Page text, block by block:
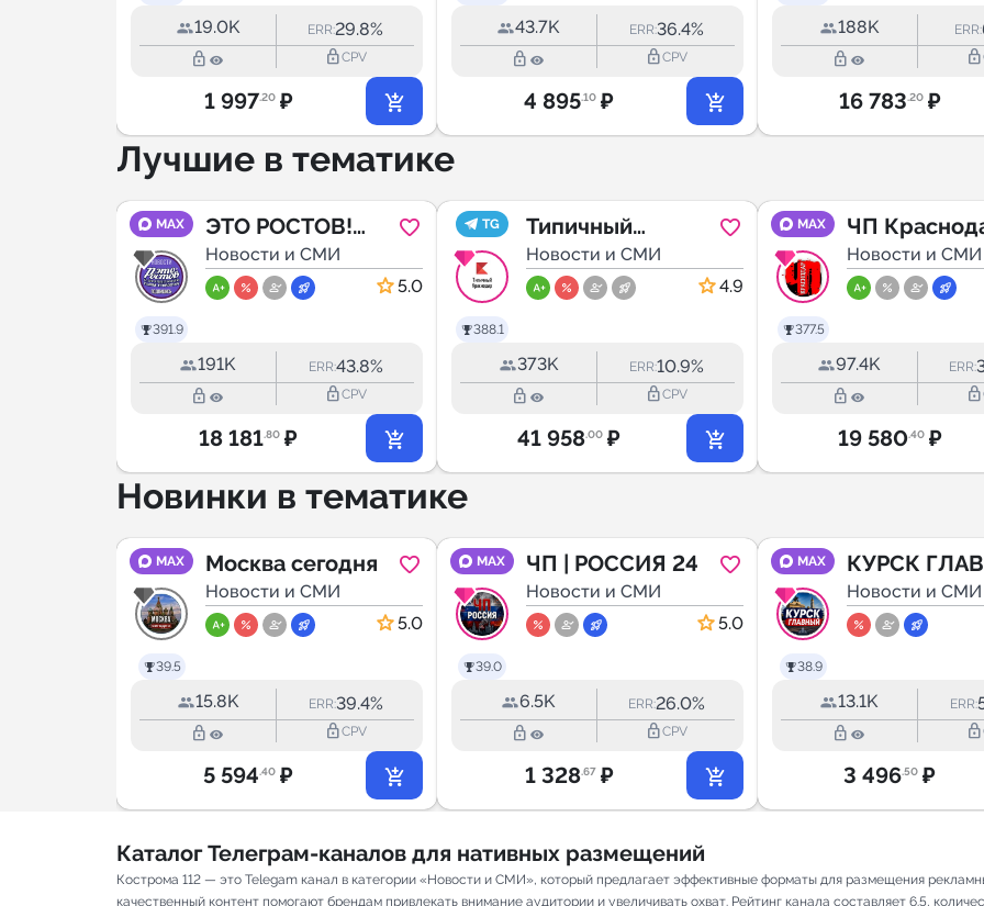
19.0K ERR:29.8%
lock_outline lock_outlineCPV
1 997.20 ₽
43.7K ERR:36.4%
lock_outline lock_outlineCPV
4 895.10 ₽
188K ERR:
lock_outline lock_outline
16 783.20 ₽
Лучшие в тематике
MAX
391.9
ЭТО РОСТОВ!
Новости
Ростова-на-Дону
Новости и СМИ
5.0
191K ERR:43.8%
lock_outline lock_outlineCPV
18 181.80 ₽
TG
388.1
Типичный
Краснодар
Новости и СМИ
4.9
373K ERR:10.9%
lock_outline lock_outlineCPV
41 958.00 ₽
MAX
377.5
ЧП
края
Новости и СМИ
97.4K ERR:
lock_outline lock_outline
19 580.40 ₽
Новинки в тематике
MAX
39.5
Москва сегодня
Новости и СМИ
5.0
15.8K ERR:39.4%
lock_outline lock_outlineCPV
5 594.40 ₽
MAX
39.0
ЧП | РОССИЯ 24
Новости и СМИ
5.0
6.5K ERR:26.0%
lock_outline lock_outlineCPV
1 328.67 ₽
MAX
38.9
КУРСК
Новости и СМИ
13.1K ERR:
lock_outline lock_outline
3 496.50 ₽
Каталог Телеграм-каналов для нативных размещений
Кострома 112 — это Telegam канал в категории «Новости и СМИ», который предлагает эффективные форматы для размещения
качественный контент помогают брендам привлекать внимание аудитории и увеличивать охват. Рейтинг канала составляет 6.5,